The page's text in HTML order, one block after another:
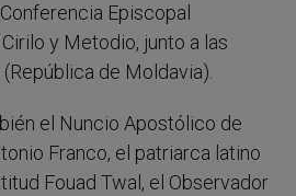
Episcopal
y Metodio, junto a las
de Moldavia).
el Nuncio Apostólico de
Franco, el patriarca latino
Fouad Twal, el Observador